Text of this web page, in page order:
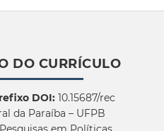
DO CURRÍCULO
DOI:10.15687/rec
da Paraíba – UFPB